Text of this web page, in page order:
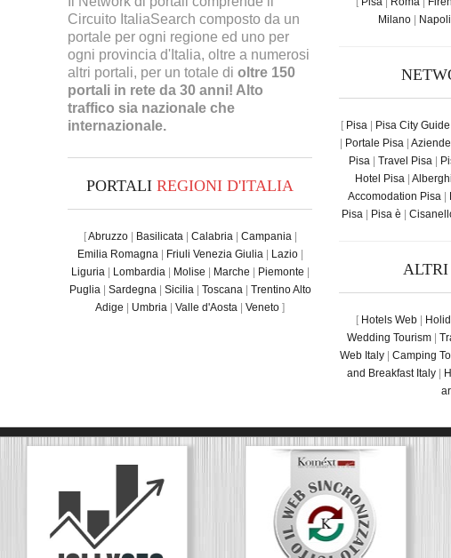
Circuito ItaliaSearch composto da un
portale per ogni regione ed uno per
ogni provincia d'Italia, oltre a numerosi
altri portali, per un totale dioltre 150
portali in rete da 30 anni! Alto
traffico sia nazionale che
internazionale.
PORTALIREGIONI D'ITALIA
[Abruzzo| Basilicata| Calabria| Campania|
Emilia Romagna| Friuli Venezia Giulia| Lazio|
Liguria| Lombardia| Molise | Marche | Piemonte |
Puglia| Sardegna| Sicilia| Toscana| Trentino Alto
Adige | Umbria |Valle d'Aosta |Veneto ]
Milano | Napoli
[ Pisa| Pisa City Guide
| Portale Pisa|
Pisa| Travel Pisa|
Hotel Pisa |
Accomodation Pisa|
Pisa| Pisa è |
[ Hotels Web|
Wedding Tourism|
Web Italy| Camping
and Breakfast Italy |